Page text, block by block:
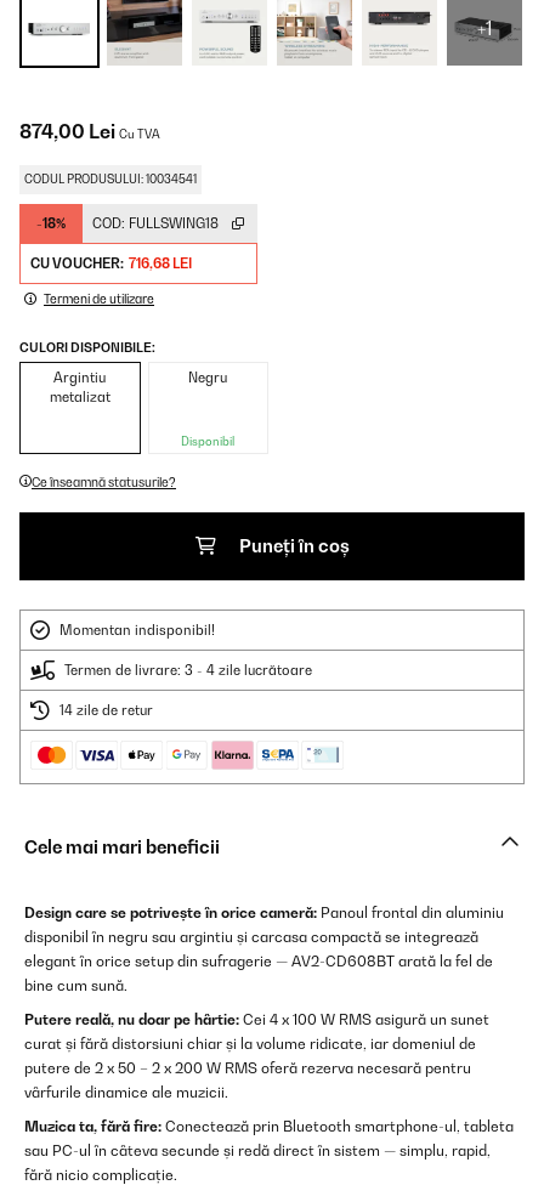
+1
874,00 Lei Cu TVA
CODUL PRODUSULUI: 10034541
-18% COD: FULLSWING18
CU VOUCHER: 716,68 LEI
Termeni de utilizare
CULORI DISPONIBILE:
Argintiu
metalizat
Negru
Disponibil
Ce înseamnă statusurile?
Puneți în coș
Momentan indisponibil!
Termen de livrare: 3 - 4 zile lucrătoare
14 zile de retur
Cele mai mari beneficii
Design care se potrivește în orice cameră: Panoul frontal din aluminiu
disponibil în negru sau argintiu și carcasa compactă se integrează
elegant în orice setup din sufragerie — AV2-CD608BT arată la fel de
bine cum sună.
Putere reală, nu doar pe hârtie: Cei 4 x 100 W RMS asigură un sunet
curat și fără distorsiuni chiar și la volume ridicate, iar domeniul de
putere de 2 x 50 – 2 x 200 W RMS oferă rezerva necesară pentru
vârfurile dinamice ale muzicii.
Muzica ta, fără fire: Conectează prin Bluetooth smartphone-ul, tableta
sau PC-ul în câteva secunde și redă direct în sistem — simplu, rapid,
fără nicio complicație.